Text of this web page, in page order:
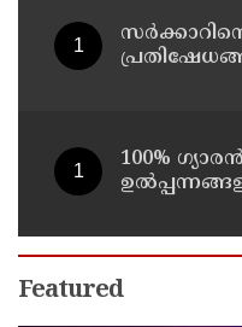
100%
Featured